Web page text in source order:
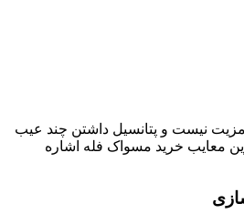
نیست و پتانسیل داشتن چند عیب
معایب خرید مسواک فله اشاره